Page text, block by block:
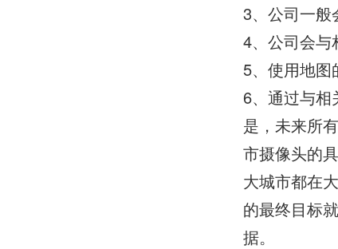
3、公司一般
4、公司会与
5、使用地图
6、通过与相
是，未来所
市摄像头的
大城市都在
的最终目标
据。